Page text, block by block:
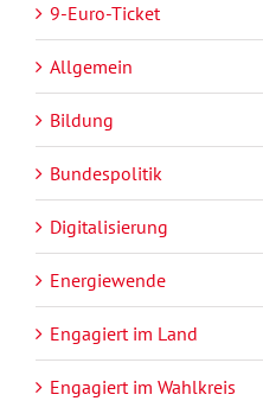
9-Euro-Ticket
Allgemein
Bildung
Bundespolitik
Digitalisierung
Energiewende
Engagiert im Land
Engagiert im Wahlkreis